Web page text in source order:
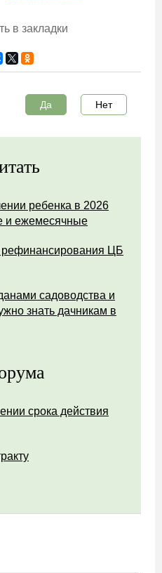
в закладки
Да Нет
ребенка в 2026
и ежемесячные
ЦБ
садоводства и
знать дачникам в
срока действия